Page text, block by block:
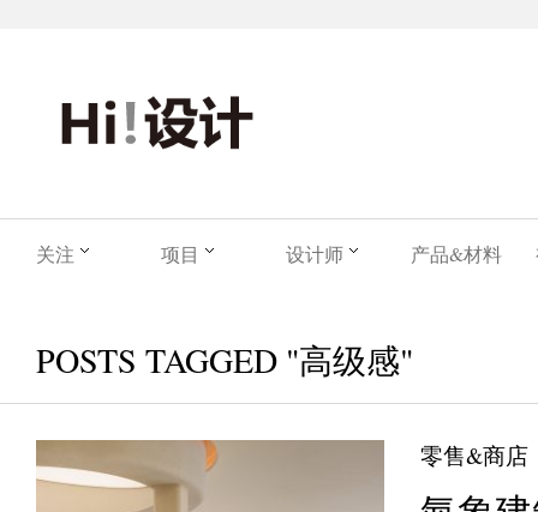
关注 项目 设计师 产品&材料
POSTS TAGGED "高级感"
零售&商店